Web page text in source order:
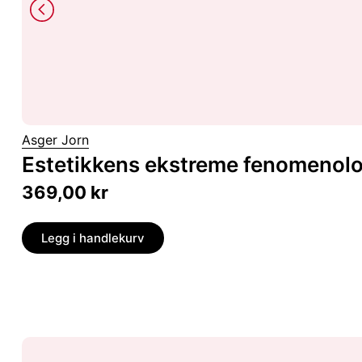
Asger Jorn
Estetikkens ekstreme
369,00 kr
Legg i handlekurv